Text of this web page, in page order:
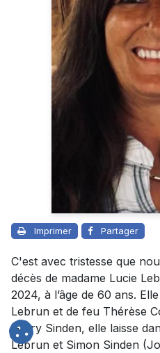
Imprimer Partager
C'est avec tristesse que
décès de madame Lucie
2024, à l’âge de 60 ans.
Lebrun et de feu Thérèse
Garry Sinden, elle laisse
Lebrun et Simon Sinden